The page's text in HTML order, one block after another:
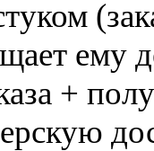
ему
+